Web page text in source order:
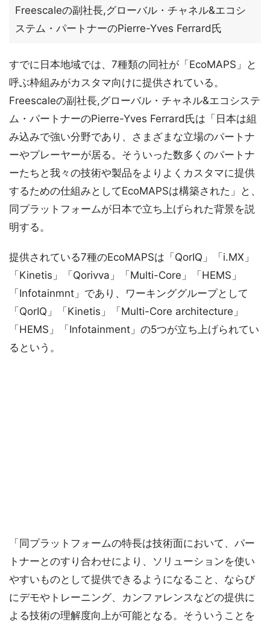
Freescaleの副社長,グローバル・チャネル&エコシ
ステム・パートナーのPierre-Yves Ferrard氏
すでに日本地域では、7種類の同社が「EcoMAPS」と
呼ぶ枠組みがカスタマ向けに提供されている。
Freescaleの副社長,グローバル・チャネル&エコシステ
ム・パートナーのPierre-Yves Ferrard氏は「日本は組
み込みで強い分野であり、さまざまな立場のパートナ
ーやプレーヤーが居る。そういった数多くのパートナ
ーたちと我々の技術や製品をよりよくカスタマに提供
するための仕組みとしてEcoMAPSは構築された」と、
同プラットフォームが日本で立ち上げられた背景を説
明する。
提供されている7種のEcoMAPSは「QorIQ」「i.MX」
「Kinetis」「Qorivva」「Multi-Core」「HEMS」
「Infotainmnt」であり、ワーキンググループとして
「QorIQ」「Kinetis」「Multi-Core architecture」
「HEMS」「Infotainment」の5つが立ち上げられてい
るという。
「同プラットフォームの特長は技術面において、パー
トナーとのすり合わせにより、ソリューションを使い
やすいものとして提供できるようになること、ならび
にデモやトレーニング、カンファレンスなどの提供に
よる技術の理解度向上が可能となる。そういうことを